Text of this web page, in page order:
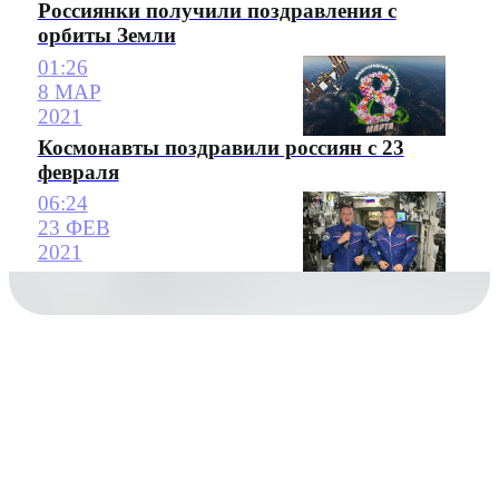
Россиянки получили поздравления с
орбиты Земли
01:26
8 МАР
2021
Космонавты поздравили россиян с 23
февраля
06:24
23 ФЕВ
2021